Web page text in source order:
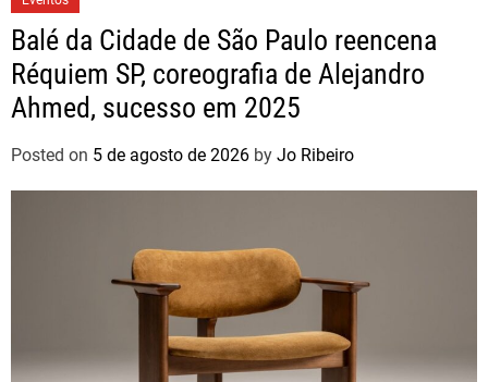
Balé da Cidade de São Paulo reencena
Réquiem SP, coreografia de Alejandro
Ahmed, sucesso em 2025
Posted on 5 de agosto de 2026 by Jo Ribeiro